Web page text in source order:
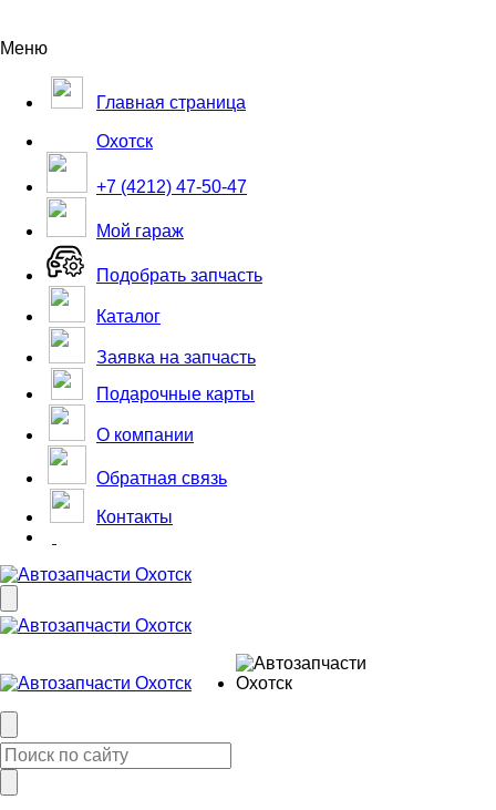
Меню
Главная страница
Охотск
+7 (4212) 47-50-47
Мой гараж
Подобрать запчасть
Каталог
Заявка на запчасть
Подарочные карты
О компании
Обратная связь
Контакты